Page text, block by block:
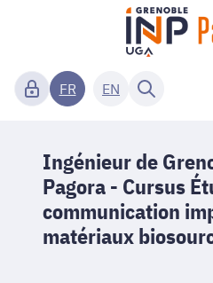
FR EN
Ingénieur de
Pagora - Cursus
communication
matériaux